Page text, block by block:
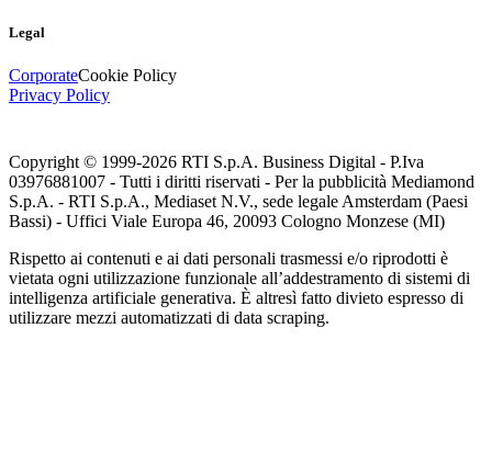
Legal
CorporateCookie Policy
Privacy Policy
Copyright © 1999-2026 RTI S.p.A. Business Digital - P.Iva
03976881007 - Tutti i diritti riservati - Per la pubblicità Mediamond
S.p.A. - RTI S.p.A., Mediaset N.V., sede legale Amsterdam (Paesi
Bassi) - Uffici Viale Europa 46, 20093 Cologno Monzese (MI)
Rispetto ai contenuti e ai dati personali trasmessi e/o riprodotti è
vietata ogni utilizzazione funzionale all’addestramento di sistemi di
intelligenza artificiale generativa. È altresì fatto divieto espresso di
utilizzare mezzi automatizzati di data scraping.